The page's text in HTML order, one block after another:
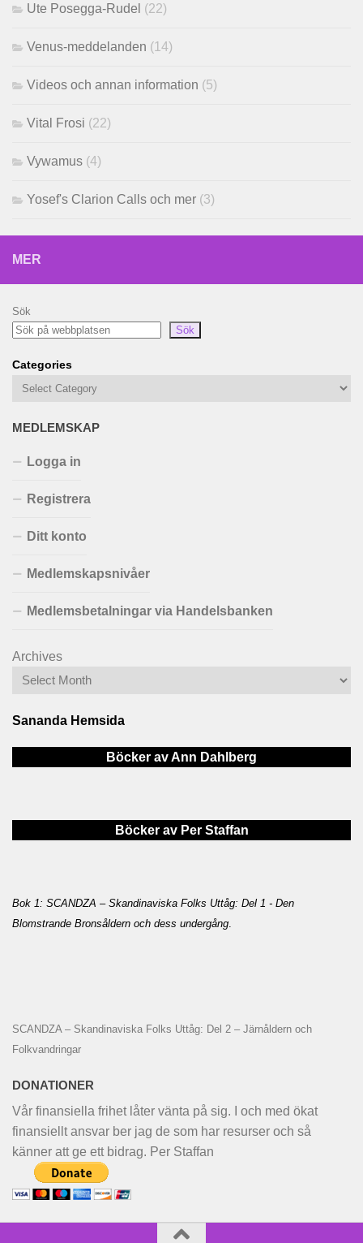
Ute Posegga-Rudel (22)
Venus-meddelanden (14)
Videos och annan information (5)
Vital Frosi (22)
Vywamus (4)
Yosef's Clarion Calls och mer (3)
MER
Sök
Sök
Categories
MEDLEMSKAP
Logga in
Registrera
Ditt konto
Medlemskapsnivåer
Medlemsbetalningar via Handelsbanken
Archives
Sananda Hemsida
Böcker av Ann Dahlberg
Böcker av Per Staffan
Bok 1: SCANDZA – Skandinaviska Folks Uttåg: Del 1 - Den
Blomstrande Bronsåldern och dess undergång
SCANDZA – Skandinaviska Folks Uttåg: Del 2 – Järnåldern och
Folkvandringar
DONATIONER
Vår finansiella frihet låter vänta på sig. I och med ökat
finansiellt ansvar ber jag de som har resurser och så
känner att ge ett bidrag. Per Staffan